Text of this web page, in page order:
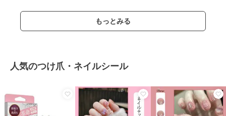
もっとみる
人気のつけ爪・ネイルシール